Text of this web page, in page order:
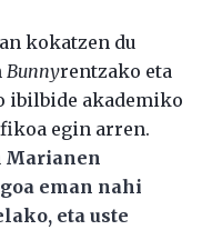
kokatzen du
Bunnyrentzako eta
ibilbide akademiko
egin arren.
Marianen
eman nahi
eta uste